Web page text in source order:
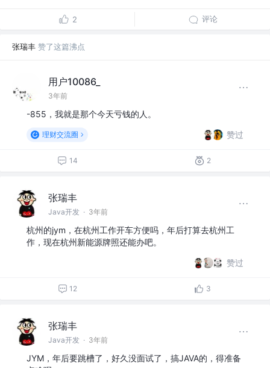
2 评论
张瑞丰 赞了这篇沸点
用户10086_
3年前
-855，我就是那个今天亏钱的人。
理财交流圈 赞过
14 2
张瑞丰
Java开发 · 3年前
杭州的jym，在杭州工作开车方便吗，年后打算去杭州工
作，现在杭州新能源牌照还能办吧。
赞过
12 3
张瑞丰
Java开发 · 3年前
JYM，年后要跳槽了，好久没面试了，搞JAVA的，得准备